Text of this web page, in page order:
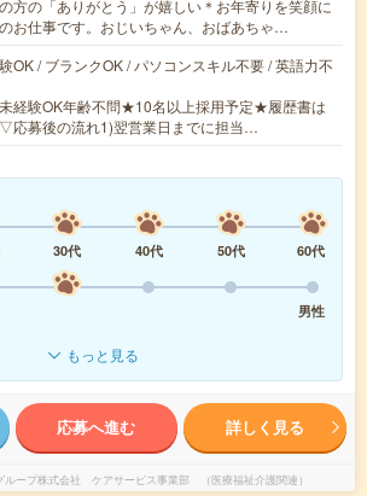
方の「ありがとう」が嬉しい＊お年寄りを笑顔に
お仕事です。おじいちゃん、おばあちゃ…
OK / ブランクOK / パソコンスキル不要 / 英語力不
経験OK年齢不問★10名以上採用予定★履歴書は
応募後の流れ1)翌営業日までに担当…
30代 40代 50代
60代
男性
もっと見る
応募へ進む 詳しく見る
ループ株式会社 ケアサービス事業部 （医療福祉介護関連）